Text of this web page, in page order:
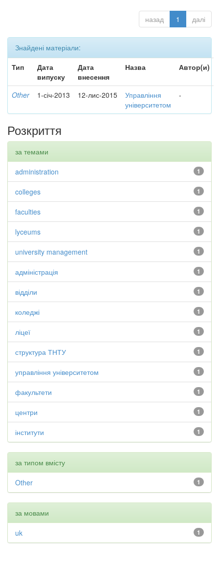
назад 1 далі
Знайдені матеріали:
Тип
Дата
випуску
Дата
внесення
Назва Автор(и)
Other 1-січ-2013 12-лис-2015
Управління
університетом
-
Розкриття
за темами
1
administration
1
colleges
1
faculties
1
lyceums
1
university management
1
адміністрація
1
відділи
1
коледжі
1
ліцеї
1
структура ТНТУ
1
управління університетом
1
факультети
1
центри
1
інститути
за типом вмісту
1
Other
за мовами
1
uk